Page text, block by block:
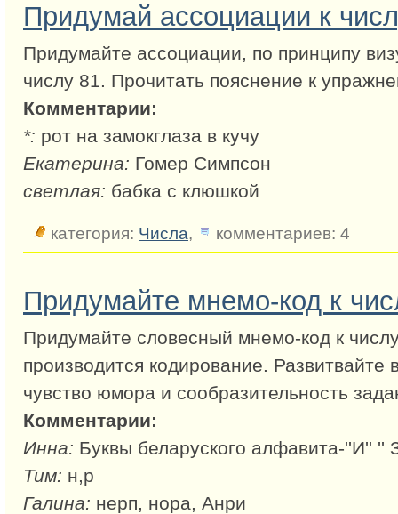
Придумай ассоциации к
Придумайте ассоциации, по принципу
числу 81. Прочитать пояснение к
Комментарии:
*: рот на замокглаза в кучу
Екатерина: Гомер Симпсон
светлая: бабка с клюшкой
категория: Числа, комментариев: 4
Придумайте мнемо-код к
Придумайте словесный мнемо-код к
производится кодирование. Развитвайте
чувство юмора и сообразительность
Комментарии:
Инна: Буквы беларуского алфавита-''И'' ''
Тим: н,р
Галина: нерп, нора, Анри